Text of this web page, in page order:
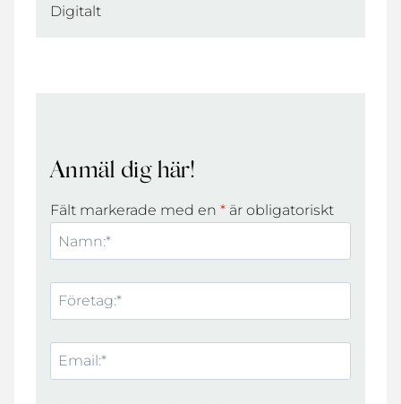
Digitalt
Anmäl dig här!
Fält markerade med en * är obligatoriskt